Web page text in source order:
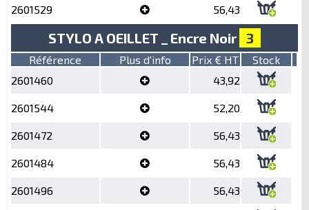
2601529 56,43
STYLO A OEILLET _ Encre Noir 3
Référence Plus d'info Prix € HT
Stock
2601460
43,92
2601544 52,20
2601472 56,43
2601484 56,43
2601496 56,43